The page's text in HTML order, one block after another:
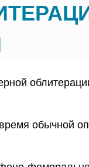
обычной